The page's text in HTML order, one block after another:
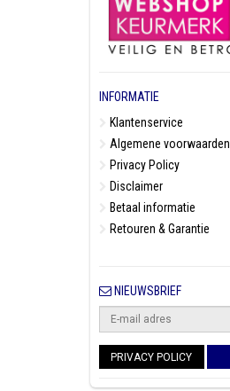
INFORMATIE
Klantenservice
Algemene voorwaarden
Privacy Policy
Disclaimer
Betaal informatie
Retouren & Garantie
NIEUWSBRIEF
PRIVACY POLICY